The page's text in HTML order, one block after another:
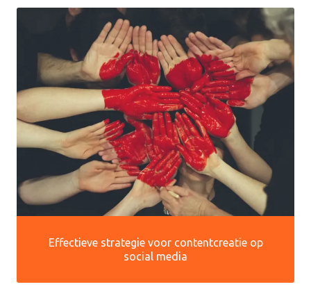
Effectieve strategie voor contentcreatie op
social media